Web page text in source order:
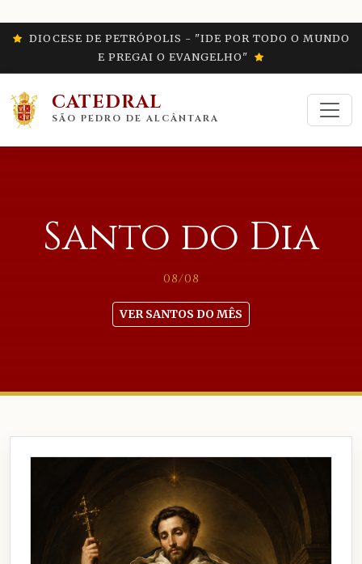
DIOCESE DE PETRÓPOLIS - "IDE POR TODO O MUNDO
E PREGAI O EVANGELHO"
CATEDRAL
SÃO PEDRO DE ALCÂNTARA
Santo do Dia
08/08
VER SANTOS DO MÊS